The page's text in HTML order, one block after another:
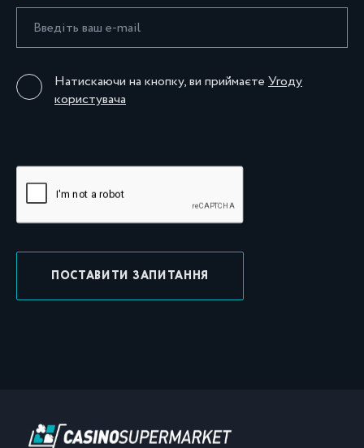
ПОСТАВИТИ ЗАПИТАННЯ
Натискаючи на кнопку, ви приймаєте Угоду
користувача